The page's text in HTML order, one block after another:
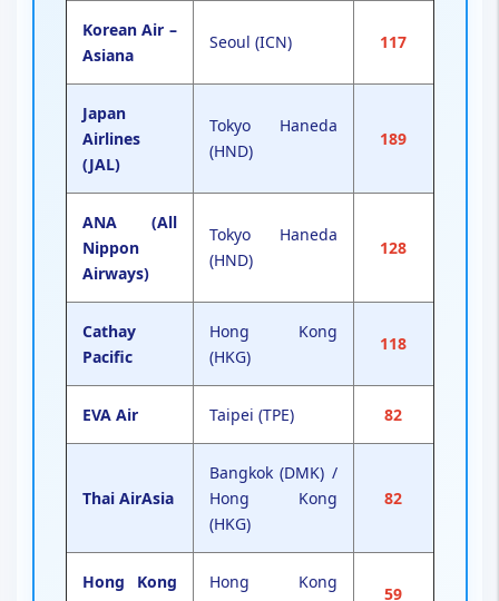
Korean Air –
Asiana
Seoul (ICN) 117
Japan
Airlines
(JAL)
Tokyo Haneda
(HND)
189
ANA (All
Nippon
Airways)
Tokyo Haneda
(HND)
128
Cathay
Pacific
Hong Kong
(HKG)
118
EVA Air Taipei (TPE) 82
Thai AirAsia
Bangkok (DMK) /
Hong Kong
(HKG)
82
Hong Kong
Hong Kong
59